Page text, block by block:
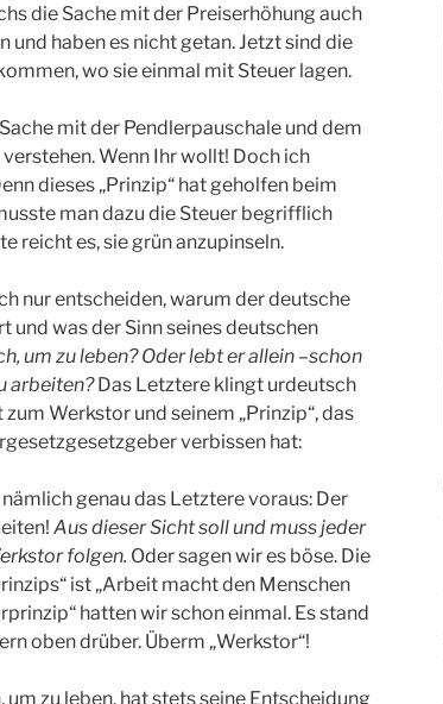
die Sache mit der Preiserhöhung auch
und haben es nicht getan. Jetzt sind die
wo sie einmal mit Steuer lagen.
mit der Pendlerpauschale und dem
Wenn Ihr wollt! Doch ich
dieses „Prinzip“ hat geholfen beim
man dazu die Steuer begrifflich
reicht es, sie grün anzupinseln.
nur entscheiden, warum der deutsche
und was der Sinn seines deutschen
um zu leben? Oder lebt er allein –schon
arbeiten?Das Letztere klingt urdeutsch
Werkstor und seinem „Prinzip“, das
verbissen hat:
genau das Letztere voraus: Der
Aus dieser Sicht soll und muss jeder
folgen. Oder sagen wir es böse. Die
ist „Arbeit macht den Menschen
hatten wir schon einmal. Es stand
oben drüber. Überm „Werkstor“!
zu leben, hat stets seine Entscheidung